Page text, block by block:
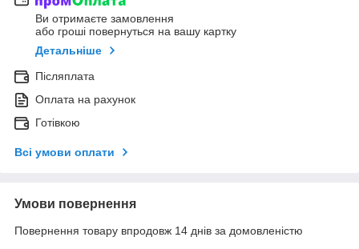
Ви отримаєте замовлення
або гроші повернуться на вашу картку
Детальніше
Післяплата
Оплата на рахунок
Готівкою
Всі умови оплати
Умови повернення
Повернення товару впродовж 14 днів за домовленістю